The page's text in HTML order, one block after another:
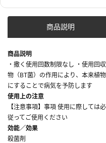
商品説明
商品説明
・撒く使用回数制限なし ・使用回
物（BT菌）の作用により、本来植
にすることで病気を予防します
使用上の注意
【注意事項】事項 使用に際しては
従ってご使用ください
効能／効果
殺菌剤